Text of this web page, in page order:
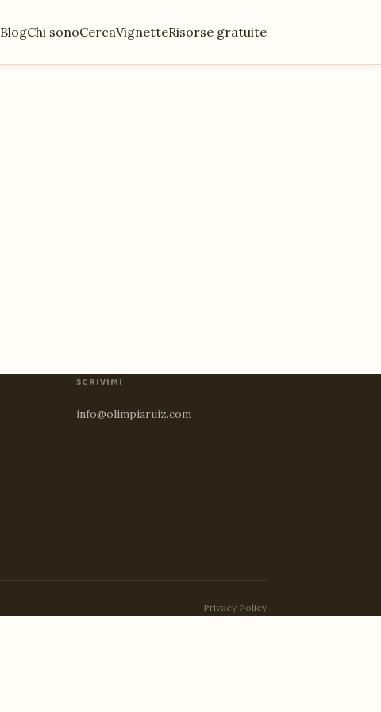
BlogChi sonoCercaVignetteRisorse gratuite
SCRIVIMI
info@olimpiaruiz.com
Privacy Policy